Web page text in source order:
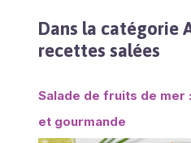
Dans la catégorie
recettes salées
Salade de fruits de
et gourmande